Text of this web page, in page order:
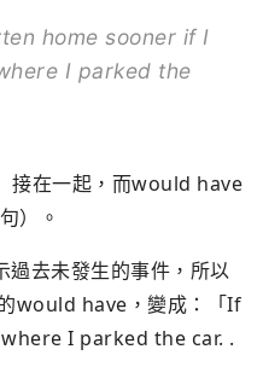
home sooner if I
I parked the
接在一起，而would have
）。
去未發生的事件，所以
would have，變成：「If
I parked the car. .